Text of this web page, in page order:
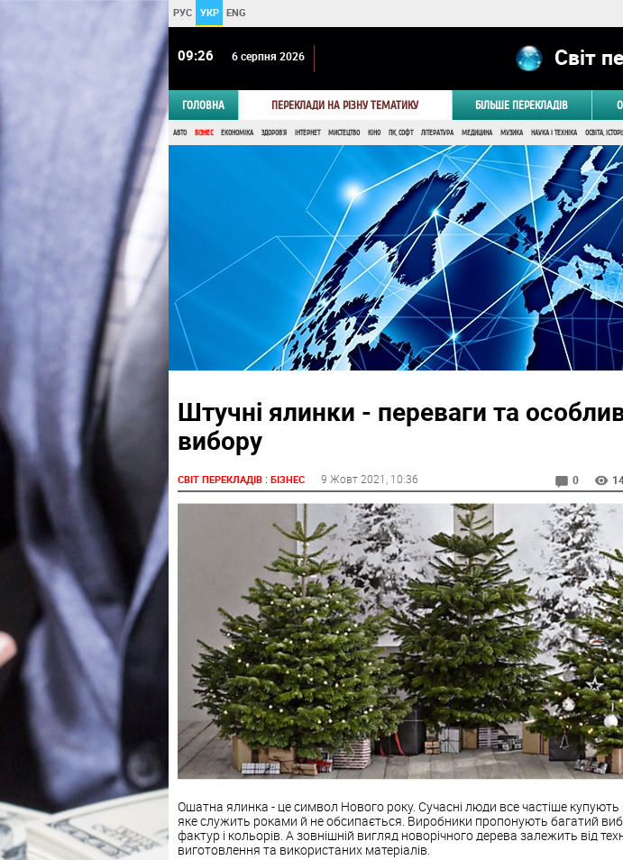
РУС УКР ENG
09 26 6 серпня 2026 Світ
ГОЛОВНА ПЕРЕКЛАДИ НА РІЗНУ ТЕМАТИКУ БІЛЬШЕ ПЕРЕКЛАДІВ
АВТО БІЗНЕС ЕКОНОМІКА ЗДОРОВ'Я ІНТЕРНЕТ МИСТЕЦТВО КІНО ПК, СОФТ ЛІТЕРАТУРА МЕДИЦИНА МУЗИКА НАУКА І ТЕХНІКА ОСВІТА,
Штучні ялинки - переваги та
вибору
СВІТ ПЕРЕКЛАДІВ: БІЗНЕС 9 Жовт 2021 , 10:36 0
Ошатна ялинка - цесимвол Нового року. Сучасні люди всечастіше купують
якеслужить роками й необсипається. Виробники пропонують багатий
фактур і кольорів. Азовнішній вигляд новорічногодерева залежить від
виготовлення та використаних матеріалів.